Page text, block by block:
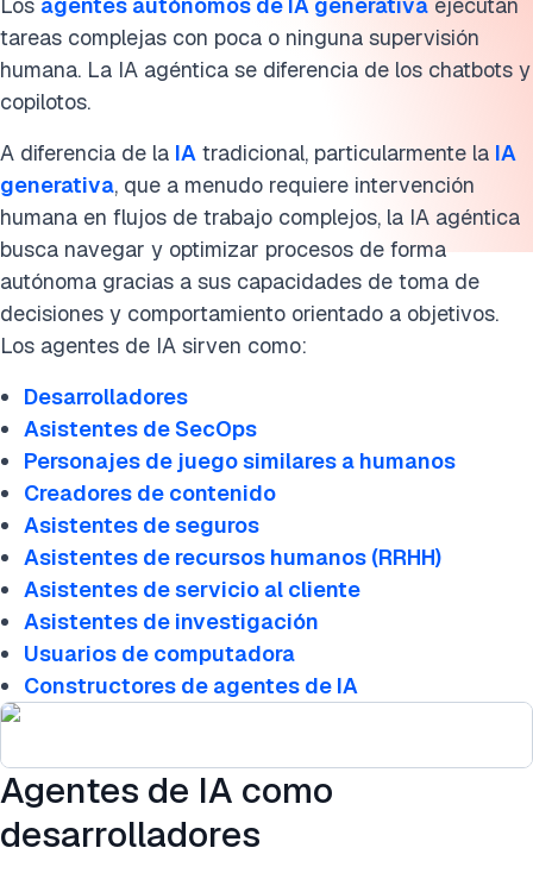
tareas complejas con poca o ninguna supervisión
humana. La IA agéntica se diferencia de los chatbots y
copilotos.
A diferencia de la IA tradicional, particularmente la IA
generativa, que a menudo requiere intervención
humana en flujos de trabajo complejos, la IA agéntica
busca navegar y optimizar procesos de forma
autónoma gracias a sus capacidades de toma de
decisiones y comportamiento orientado a objetivos.
Los agentes de IA sirven como:
Desarrolladores
Asistentes de SecOps
Personajes de juego similares a humanos
Creadores de contenido
Asistentes de seguros
Asistentes de recursos humanos (RRHH)
Asistentes de servicio al cliente
Asistentes de investigación
Usuarios de computadora
Constructores de agentes de IA
Agentes de IA como
desarrolladores
Agentes de IA como usuarios de computadora
Construyendo agentes de IA
Preguntas frecuentes
Cita esta investigación